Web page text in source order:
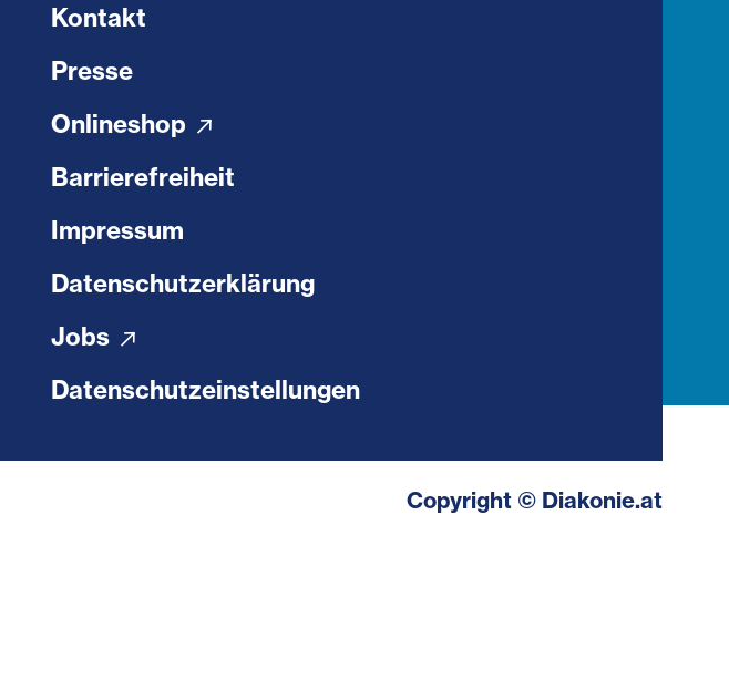
Kontakt
Presse
Onlineshop
Barrierefreiheit
Impressum
Datenschutzerklärung
Jobs
Datenschutzeinstellungen
Copyright © Diakonie.at